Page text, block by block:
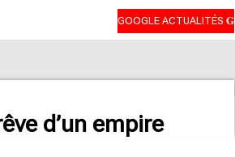
GOOGLE ACTUALITÉS 𝐆
d’un empire